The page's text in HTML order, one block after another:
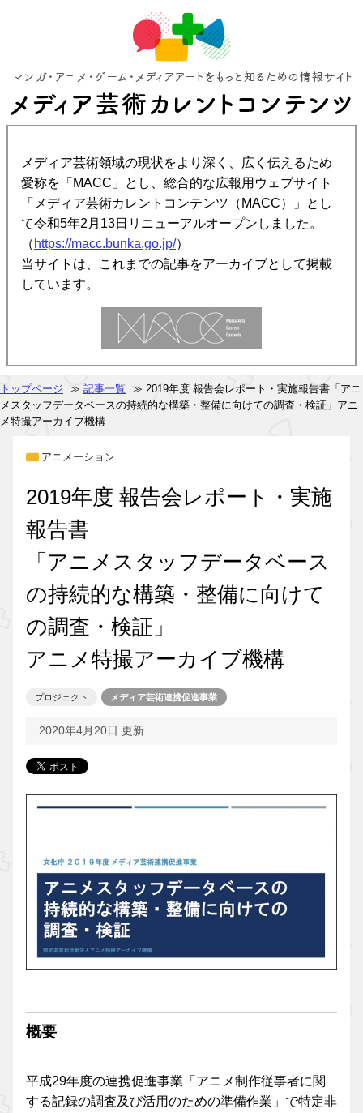
メディア芸術領域の現状をより深く、広く伝えるため
愛称を「MACC」とし、総合的な広報用ウェブサイト
「メディア芸術カレントコンテンツ（MACC）」とし
て令和5年2月13日リニューアルオープンしました。
（ https://macc.bunka.go.jp/）
当サイトは、これまでの記事をアーカイブとして掲載
しています。
トップページ ≫ 記事一覧 ≫ 2019年度 報告会レポート・実施報告書「アニ
メスタッフデータベースの持続的な構築・整備に向けての調査・検証」アニ
メ特撮アーカイブ機構
アニメーション
2019年度 報告会レポート・実施
報告書
「アニメスタッフデータベース
の持続的な構築・整備に向けて
の調査・検証」
アニメ特撮アーカイブ機構
プロジェクト メディア芸術連携促進事業
2020年4月20日 更新
概要
平成29年度の連携促進事業「アニメ制作従事者に関
する記録の調査及び活用のための準備作業」で特定非